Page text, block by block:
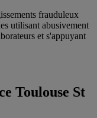
frauduleux
utilisant abusivement
et s'appuyant
Toulouse St